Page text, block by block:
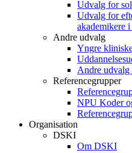
Udvalg for
Udvalg for
akademikere
Andre udvalg
Yngre
Andre
Referencegrupper
NPU Koder
Organisation
DSKI
Om DSKI